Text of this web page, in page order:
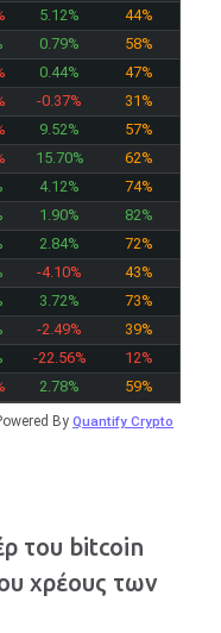
5.12%
44%
0.79%
58%
0.44%
47%
-0.37%
31%
9.52%
57%
15.70%
62%
4.12%
74%
1.90%
82%
2.84%
72%
-4.10%
43%
3.72%
73%
-2.49%
39%
-22.56%
12%
2.78% 59%
By Quantify Crypto
του bitcoin
χρέους των